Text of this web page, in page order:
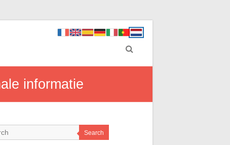
informatie
Search